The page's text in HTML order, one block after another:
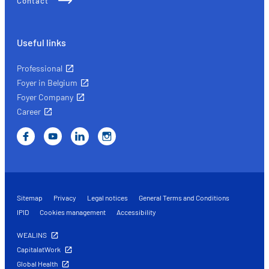
Useful links
Professional
Foyer in Belgium
Foyer Company
Career
Sitemap Privacy Legal notices
General Terms and Conditions
IPID
Cookies management Accessibility
WEALINS
CapitalatWork
Global Health